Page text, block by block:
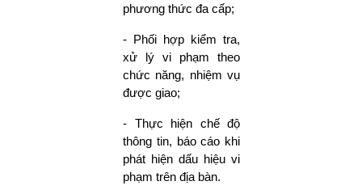
phương thức đa cấp;
- Phối hợp kiểm tra,
xử lý vi phạm theo
chức năng, nhiệm vụ
được giao;
- Thực hiện chế độ
thông tin, báo cáo khi
phát hiện dấu hiệu vi
phạm trên địa bàn.